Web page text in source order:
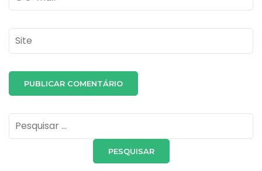
Site
Pesquisar
por: